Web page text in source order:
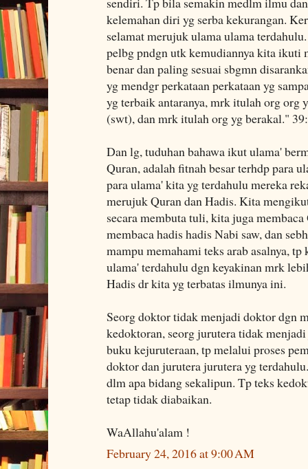
kelemahan diri yg serba kekurangan.
selamat merujuk ulama ulama
pelbg pndgn utk kemudiannya kita ikuti
benar dan paling sesuai sbgmn
yg mendgr perkataan perkataan yg
yg terbaik antaranya, mrk itulah org
(swt), dan mrk itulah org yg berakal."
Dan lg, tuduhan bahawa ikut ulama'
Quran, adalah fitnah besar terhdp para
para ulama' kita yg terdahulu mereka
merujuk Quran dan Hadis. Kita
secara membuta tuli, kita juga
membaca hadis hadis Nabi saw, dan
mampu memahami teks arab asalnya,
ulama' terdahulu dgn keyakinan mrk
Hadis dr kita yg terbatas ilmunya ini.
Seorg doktor tidak menjadi doktor dgn
kedoktoran, seorg jurutera tidak
buku kejuruteraan, tp melalui proses
doktor dan jurutera jurutera yg
dlm apa bidang sekalipun. Tp teks
tetap tidak diabaikan.
WaAllahu'alam !
February 24, 2016 at 9:00 AM